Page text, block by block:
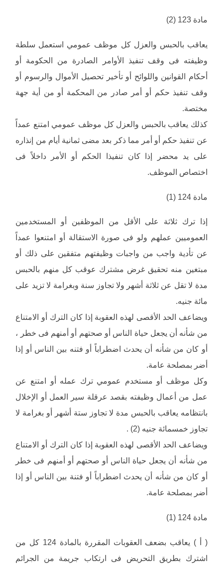
مادة 123 (2)
يعاقب بالحبس والعزل كل موظف عمومي استعمل سلطة
وظيفته فى وقف تنفيذ الأوامر الصادرة من الحكومة أو
أحكام القوانين واللوائح أو تأخير تحصيل الأموال والرسوم أو
وقف تنفيذ حكم أو أمر صادر من المحكمة أو من أية جهة
مختصة.
كذلك يعاقب بالحبس والعزل كل موظف عمومي امتنع عمداً
عن تنفيذ حكم أو أمر مما ذكر بعد مضى ثمانية أيام من إنذاره
على يد محضر إذا كان تنفيذا الحكم أو الأمر داخلاً فى
اختصاص الموظف.
مادة 124 (1)
إذا ترك ثلاثة على الأقل من الموظفين أو المستخدمين
العموميين عملهم ولو فى صورة الاستقالة أو امتنعوا عمداً
عن تأدية واجب من واجبات وظيفتهم متفقين على ذلك أو
مبتغين منه تحقيق غرض مشترك عوقب كل منهم بالحبس
مدة لا تقل عن ثلاثة أشهر ولا تجاوز سنة وبغرامة لا تزيد على
مائة جنيه.
ويضاعف الحد الأقصى لهذه العقوبة إذا كان الترك أو الامتناع
من شأنه أن يجعل حياة الناس أو صحتهم أو أمنهم فى خطر ،
أو كان من شأنه أن يحدث اضطراباً أو فتنه بين الناس أو إذا
أضر بمصلحة عامة.
وكل موظف أو مستخدم عمومي ترك عمله أو امتنع عن
عمل من أعمال وظيفته بقصد عرقلة سير العمل أو الإخلال
بانتظامه يعاقب بالحبس مدة لا تجاوز ستة أشهر أو بغرامة لا
تجاوز خمسمائة جنيه (2) .
ويضاعف الحد الأقصى لهذه العقوبة إذا كان الترك أو الامتناع
من شأنه أن يجعل حياة الناس أو صحتهم أو أمنهم فى خطر
أو كان من شأنه أن يحدث اضطراباً أو فتنة بين الناس أو إذا
أضر بمصلحة عامة.
مادة 124 (1)
( أ ) يعاقب بضعف العقوبات المقررة بالمادة 124 كل من
اشترك بطريق التحريض فى ارتكاب جريمة من الجرائم